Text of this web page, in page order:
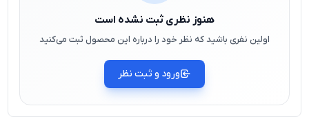
هنوز نظری ثبت نشده است
اولین نفری باشید که نظر خود را درباره این محصول ثبت می‌کنید
ورود و ثبت نظر